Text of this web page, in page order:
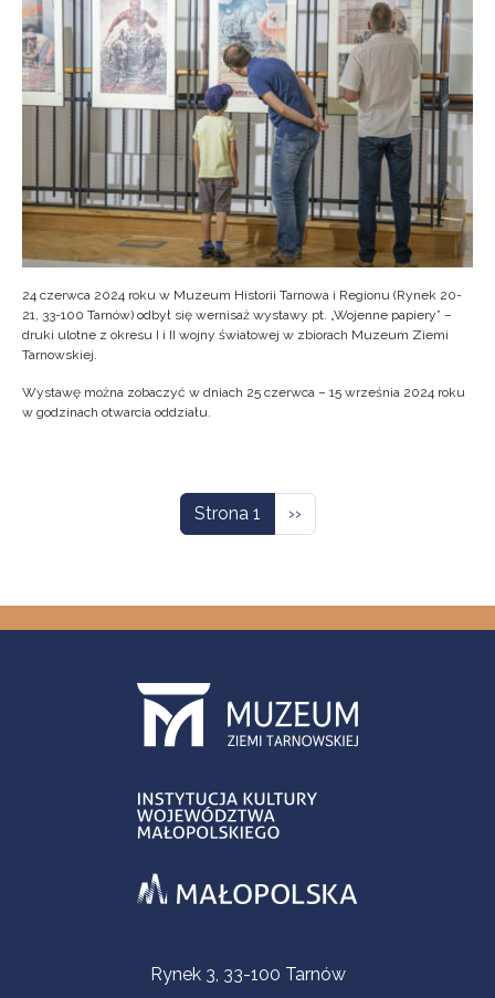
24 czerwca 2024 roku w Muzeum Historii Tarnowa i Regionu (Rynek 20-
21, 33-100 Tarnów) odbył się wernisaż wystawy pt. „Wojenne papiery” –
druki ulotne z okresu I i II wojny światowej w zbiorach Muzeum Ziemi
Tarnowskiej.
Wystawę można zobaczyć w dniach 25 czerwca – 15 września 2024 roku
w godzinach otwarcia oddziału.
Strona 1 Następna strona
››
Informacje kontaktoweRynek 3, 33-100 Tarnów